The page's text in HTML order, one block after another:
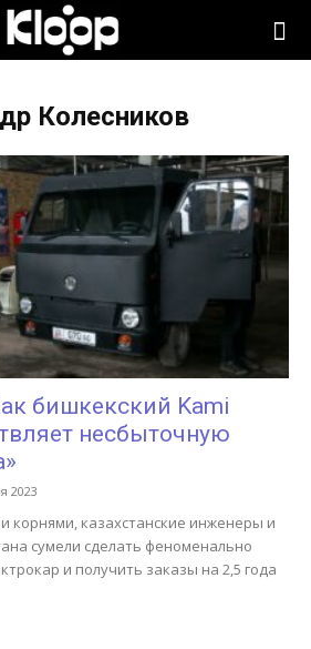
Колесников
бишкекский Kami
несбыточную
2023
корнями, казахстанские инженеры и
сумели сделать феноменально
и получить заказы на 2,5 года